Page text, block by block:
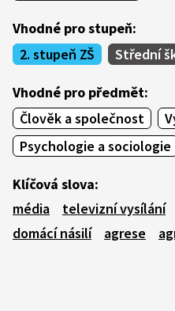
Vhodné pro stupeň:
2. stupeň ZŠ
Střední
Vhodné pro předmět:
Člověk a společnost
Psychologie a sociologie
Klíčová slova:
média
televizní vysílání
domácí násilí
agrese